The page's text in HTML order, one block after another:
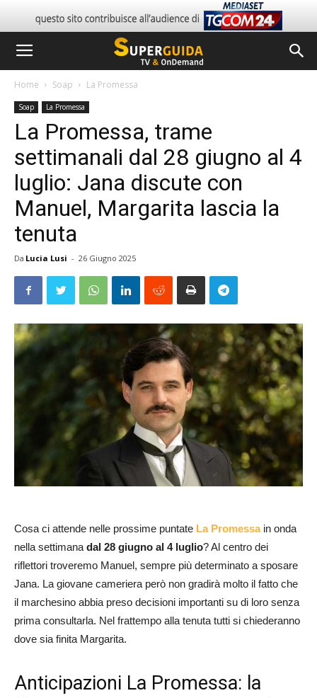
Home Soap La Promessa
Soap La Promessa
La Promessa, trame
settimanali dal 28 giugno al 4
luglio: Jana discute con
Manuel, Margarita lascia la
tenuta
Da Lucia Lusi - 26 Giugno 2025
Cosa ci attende nelle prossime puntate La Promessain onda
nella settimana dal 28 giugno al 4 luglio? Al centro dei
riflettori troveremo Manuel, sempre più determinato a sposare
Jana. La giovane cameriera però non gradirà molto il fatto che
il marchesino abbia preso decisioni importanti su di loro senza
prima consultarla. Nel frattempo alla tenuta tutti si chiederanno
dove sia finita Margarita.
Anticipazioni La Promessa: la